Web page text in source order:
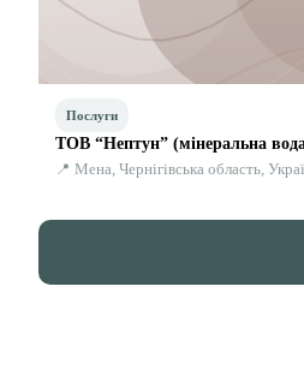
Послуги
ТОВ “Нептун” (мінеральна
📍 Мена, Чернігівська область,